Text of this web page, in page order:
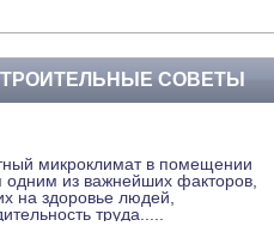
СОВЕТЫ
микроклимат в помещении
одним из важнейших факторов,
на здоровье людей,
труда